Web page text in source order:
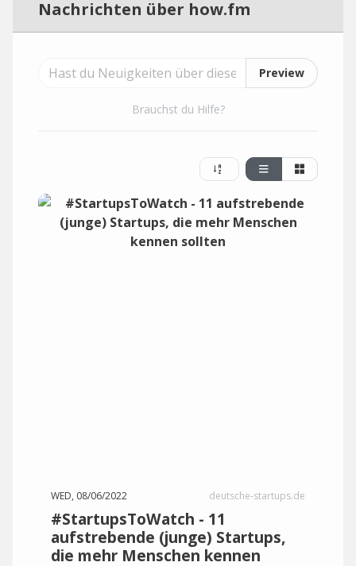
Nachrichten über how.fm
Preview
Brauchst du Hilfe?
WED, 08/06/2022 deutsche-startups.de
#StartupsToWatch - 11
aufstrebende (junge) Startups,
die mehr Menschen kennen